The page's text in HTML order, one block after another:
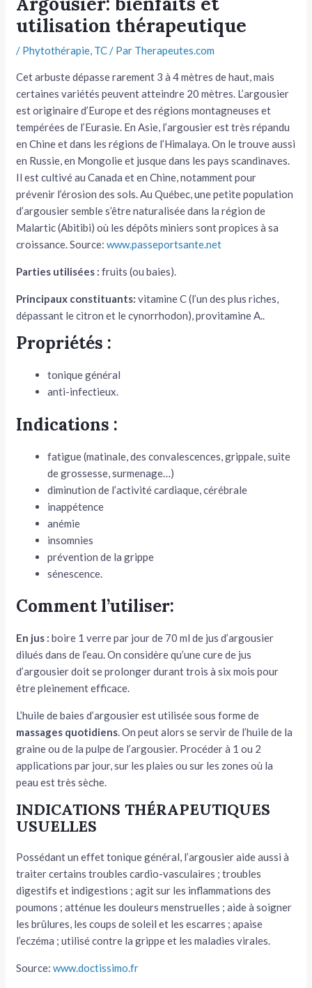
utilisation thérapeutique
/ Phytothérapie, TC/ Par Therapeutes.com
Cet arbuste dépasse rarement 3 à 4 mètres de haut, mais
certaines variétés peuvent atteindre 20 mètres. L’argousier
est originaire d’Europe et des régions montagneuses et
tempérées de l’Eurasie. En Asie, l’argousier est très répandu
en Chine et dans les régions de l’Himalaya. On le trouve aussi
en Russie, en Mongolie et jusque dans les pays scandinaves.
Il est cultivé au Canada et en Chine, notamment pour
prévenir l’érosion des sols. Au Québec, une petite population
d’argousier semble s’être naturalisée dans la région de
Malartic (Abitibi) où les dépôts miniers sont propices à sa
croissance. Source:www.passeportsante.net
Parties utilisées : fruits (ou baies).
Principaux constituants: vitamine C (l’un des plus riches,
dépassant le citron et le cynorrhodon), provitamine A..
Propriétés :
tonique général
anti-infectieux.
Indications :
fatigue (matinale, des convalescences, grippale, suite
de grossesse, surmenage…)
diminution de l’activité cardiaque, cérébrale
inappétence
anémie
insomnies
prévention de la grippe
sénescence.
Comment l’utiliser:
En jus : boire 1 verre par jour de 70 ml de jus d’argousier
dilués dans de l’eau. On considère qu’une cure de jus
d’argousier doit se prolonger durant trois à six mois pour
être pleinement efficace.
L’huile de baies d’argousier est utilisée sous forme de
massages quotidiens. On peut alors se servir de l’huile de la
graine ou de la pulpe de l’argousier. Procéder à 1 ou 2
applications par jour, sur les plaies ou sur les zones où la
peau est très sèche.
INDICATIONS THÉRAPEUTIQUES
USUELLES
Possédant un effet tonique général, l’argousier aide aussi à
traiter certains troubles cardio-vasculaires ; troubles
digestifs et indigestions ; agit sur les inflammations des
poumons ; atténue les douleurs menstruelles ; aide à soigner
les brûlures, les coups de soleil et les escarres ; apaise
l’eczéma ; utilisé contre la grippe et les maladies virales.
Source:www.doctissimo.fr